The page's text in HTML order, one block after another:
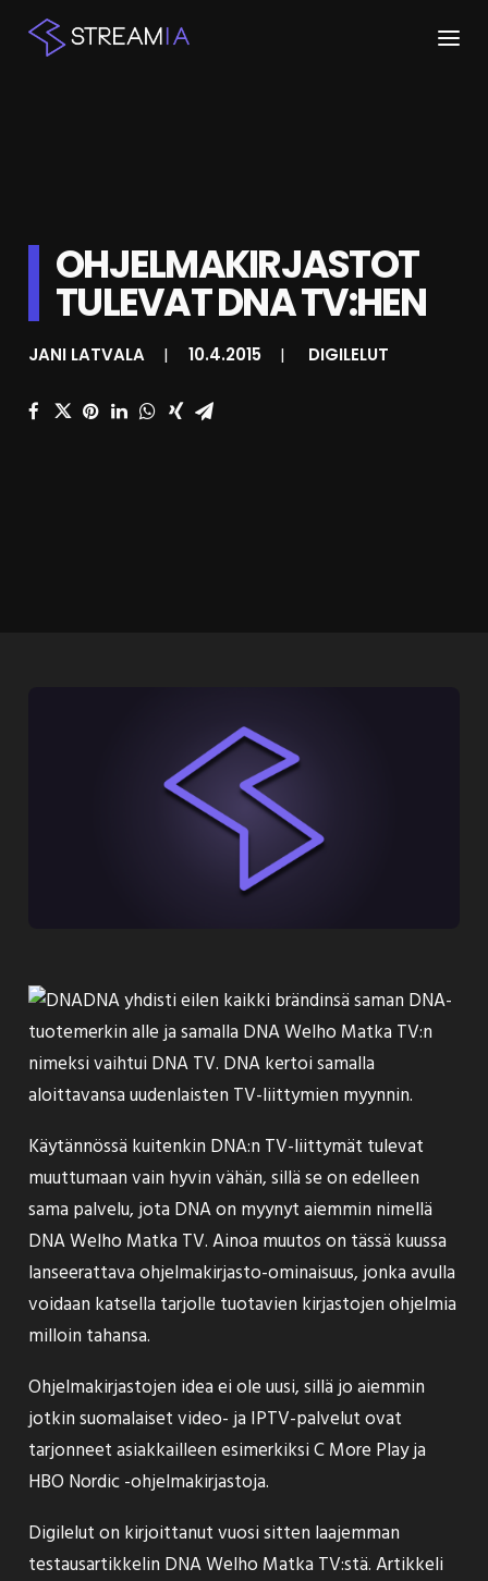
KESKUSTELU
SHOP
HAKU
OHJELMAKIRJASTOT
TULEVAT DNA TV:HEN
JANI LATVALA | 10.4.2015 | DIGILELUT
DNA yhdisti eilen kaikki brändinsä saman DNA-
tuotemerkin alle ja samalla DNA Welho Matka TV:n
nimeksi vaihtui DNA TV. DNA kertoi samalla
aloittavansa uudenlaisten TV-liittymien myynnin.
Käytännössä kuitenkin DNA:n TV-liittymät tulevat
muuttumaan vain hyvin vähän, sillä se on edelleen
sama palvelu, jota DNA on myynyt aiemmin nimellä
DNA Welho Matka TV. Ainoa muutos on tässä kuussa
lanseerattava ohjelmakirjasto-ominaisuus, jonka avulla
voidaan katsella tarjolle tuotavien kirjastojen ohjelmia
milloin tahansa.
Ohjelmakirjastojen idea ei ole uusi, sillä jo aiemmin
jotkin suomalaiset video- ja IPTV-palvelut ovat
tarjonneet asiakkailleen esimerkiksi C More Play ja
HBO Nordic -ohjelmakirjastoja.
Digilelut on kirjoittanut vuosi sitten laajemman
testausartikkelin DNA Welho Matka TV:stä. Artikkeli